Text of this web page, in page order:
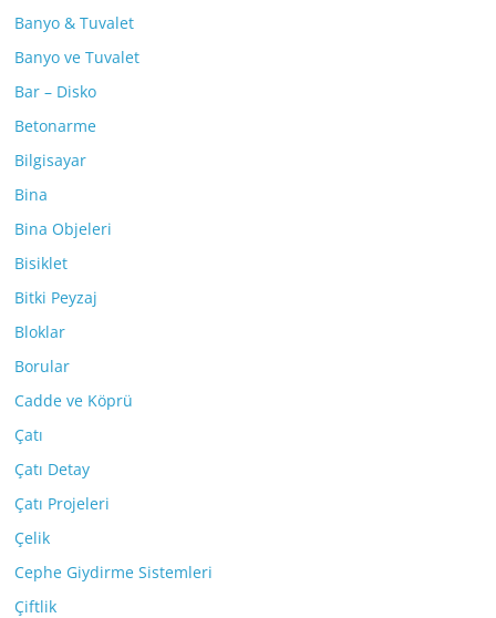
Banyo & Tuvalet
Banyo ve Tuvalet
Bar – Disko
Betonarme
Bilgisayar
Bina
Bina Objeleri
Bisiklet
Bitki Peyzaj
Bloklar
Borular
Cadde ve Köprü
Çatı
Çatı Detay
Çatı Projeleri
Çelik
Cephe Giydirme Sistemleri
Çiftlik